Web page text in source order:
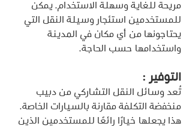
مريحة للغاية وسهلة الاستخدام. يمكن
للمستخدمين استئجار وسيلة النقل التي
يحتاجونها من أي مكان في المدينة
واستخدامها حسب الحاجة.
التوفير :
تُعد وسائل النقل التشاركي من دبيب
منخفضة التكلفة مقارنة بالسيارات الخاصة.
هذا يجعلها خيارًا رائعًا للمستخدمين الذين